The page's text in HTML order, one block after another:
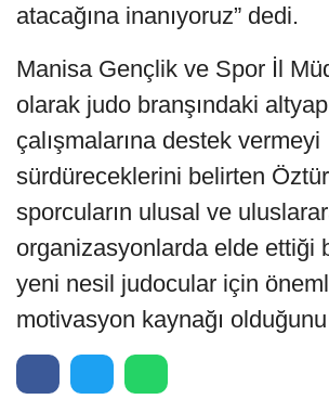
atacağına inanıyoruz” dedi.
Manisa Gençlik ve Spor İl
olarak judo branşındaki
çalışmalarına destek vermeyi
sürdüreceklerini belirten
sporcuların ulusal ve
organizasyonlarda elde ettiği
yeni nesil judocular için
motivasyon kaynağı